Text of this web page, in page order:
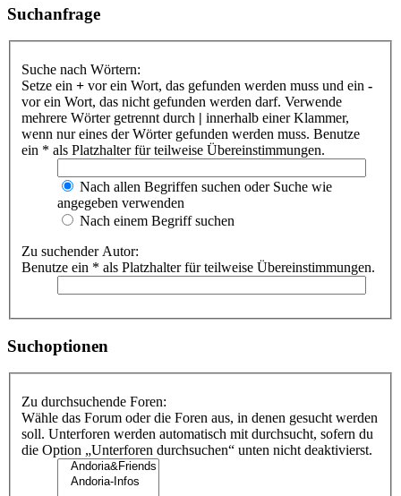
Suchanfrage
Suche nach Wörtern:
Setze ein + vor ein Wort, das gefunden werden muss und ein -
vor ein Wort, das nicht gefunden werden darf. Verwende
mehrere Wörter getrennt durch | innerhalb einer Klammer,
wenn nur eines der Wörter gefunden werden muss. Benutze
ein * als Platzhalter für teilweise Übereinstimmungen.
Nach allen Begriffen suchen oder Suche wie
angegeben verwenden
Nach einem Begriff suchen
Zu suchender Autor:
Benutze ein * als Platzhalter für teilweise Übereinstimmungen.
Suchoptionen
Zu durchsuchende Foren:
Wähle das Forum oder die Foren aus, in denen gesucht werden
soll. Unterforen werden automatisch mit durchsucht, sofern du
die Option „Unterforen durchsuchen“ unten nicht deaktivierst.